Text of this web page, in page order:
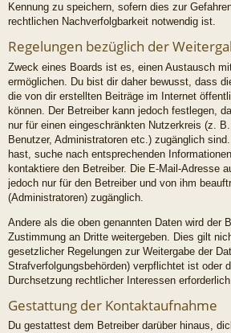
Kennung zu speichern, sofern dies zur
rechtlichen Nachverfolgbarkeit notwendig ist.
Regelungen bezüglich der
Zweck eines Boards ist es, einen Austausch
ermöglichen. Du bist dir daher bewusst, dass
die von dir erstellten Beiträge im Internet
können. Der Betreiber kann jedoch festlegen,
nur für einen eingeschränkten Nutzerkreis (z.
Benutzer, Administratoren etc.) zugänglich
hast, suche nach entsprechenden
kontaktiere den Betreiber. Die E-Mail-Adresse
jedoch nur für den Betreiber und von ihm
(Administratoren) zugänglich.
Andere als die oben genannten Daten wird der
Zustimmung an Dritte weitergeben. Dies gilt
gesetzlicher Regelungen zur Weitergabe der
Strafverfolgungsbehörden) verpflichtet ist oder
Durchsetzung rechtlicher Interessen erforderlich
Gestattung der Kontaktaufnahme
Du gestattest dem Betreiber darüber hinaus,